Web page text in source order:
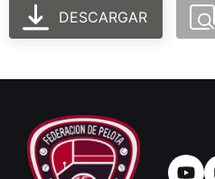
DESCARGAR